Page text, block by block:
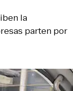
la
parten por